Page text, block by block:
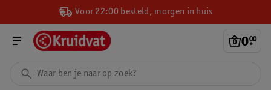
Voor 22:00 besteld, morgen in huis
0.
00